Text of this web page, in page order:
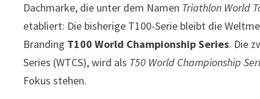
Dachmarke, die unter dem Namen Triathlon World
etabliert: Die bisherige T100-Serie bleibt die
Branding T100 World Championship Series. Die
Series (WTCS), wird als T50 World Championship
Fokus stehen.